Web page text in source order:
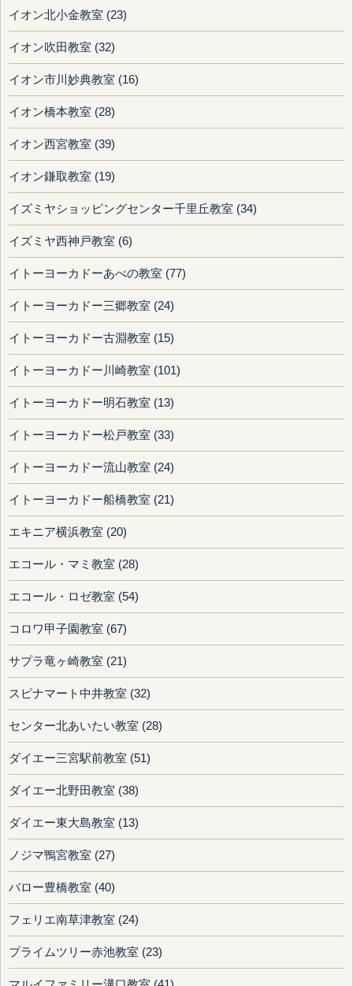
イオン北小金教室 (23)
イオン吹田教室 (32)
イオン市川妙典教室 (16)
イオン橋本教室 (28)
イオン西宮教室 (39)
イオン鎌取教室 (19)
イズミヤショッピングセンター千里丘教室 (34)
イズミヤ西神戸教室 (6)
イトーヨーカドーあべの教室 (77)
イトーヨーカドー三郷教室 (24)
イトーヨーカドー古淵教室 (15)
イトーヨーカドー川崎教室 (101)
イトーヨーカドー明石教室 (13)
イトーヨーカドー松戸教室 (33)
イトーヨーカドー流山教室 (24)
イトーヨーカドー船橋教室 (21)
エキニア横浜教室 (20)
エコール・マミ教室 (28)
エコール・ロゼ教室 (54)
コロワ甲子園教室 (67)
サプラ竜ヶ崎教室 (21)
スピナマート中井教室 (32)
センター北あいたい教室 (28)
ダイエー三宮駅前教室 (51)
ダイエー北野田教室 (38)
ダイエー東大島教室 (13)
ノジマ鴨宮教室 (27)
バロー豊橋教室 (40)
フェリエ南草津教室 (24)
プライムツリー赤池教室 (23)